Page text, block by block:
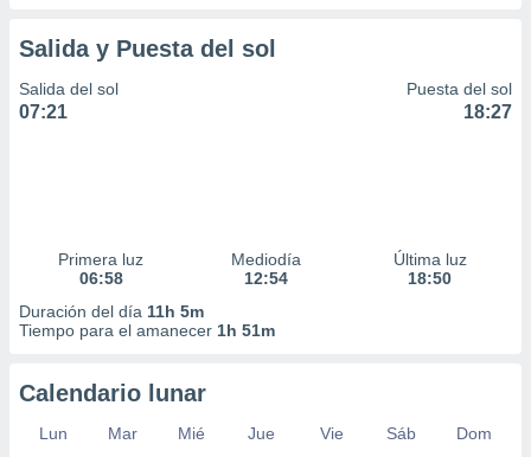
Salida y Puesta del sol
Salida del sol
07:21
Puesta del sol
18:27
Primera luz
06:58
Mediodía
12:54
Última luz
18:50
Duración del día 11h 5m
Tiempo para el amanecer 1h 51m
Calendario lunar
Lun Mar Mié Jue Vie Sáb
Dom